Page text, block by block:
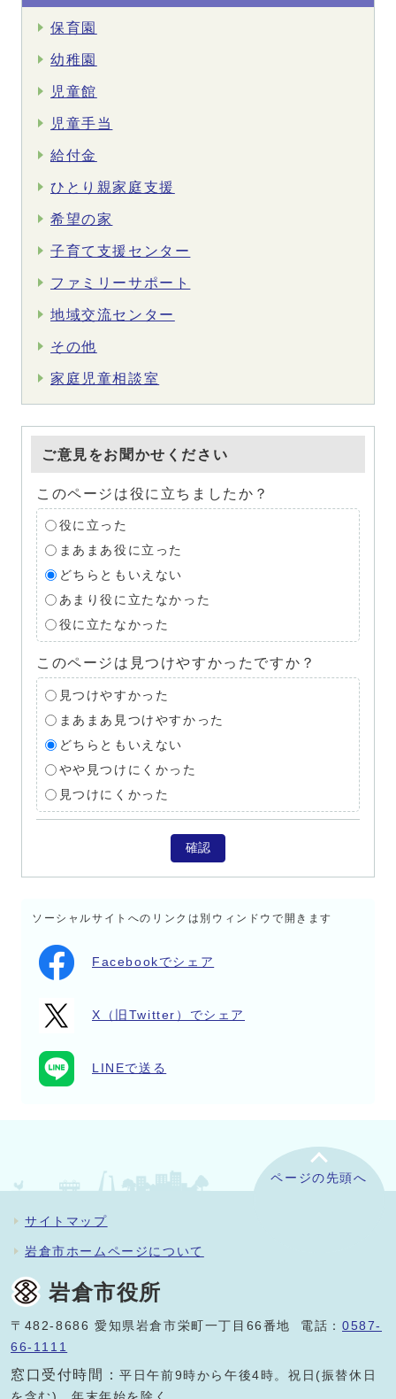
保育園
幼稚園
児童館
児童手当
給付金
ひとり親家庭支援
希望の家
子育て支援センター
ファミリーサポート
地域交流センター
その他
家庭児童相談室
ご意見をお聞かせください
このページは役に立ちましたか？
役に立った
まあまあ役に立った
どちらともいえない
あまり役に立たなかった
役に立たなかった
このページは見つけやすかったですか？
見つけやすかった
まあまあ見つけやすかった
どちらともいえない
やや見つけにくかった
見つけにくかった
確認
ソーシャルサイトへのリンクは別ウィンドウで開きます
Facebookでシェア
X（旧Twitter）でシェア
LINEで送る
ページの先頭へ
サイトマップ
岩倉市ホームページについて
岩倉市役所
〒482-8686 愛知県岩倉市栄町一丁目66番地 電話：0587-
66-1111
窓口受付時間：平日午前9時から午後4時。祝日(振替休日